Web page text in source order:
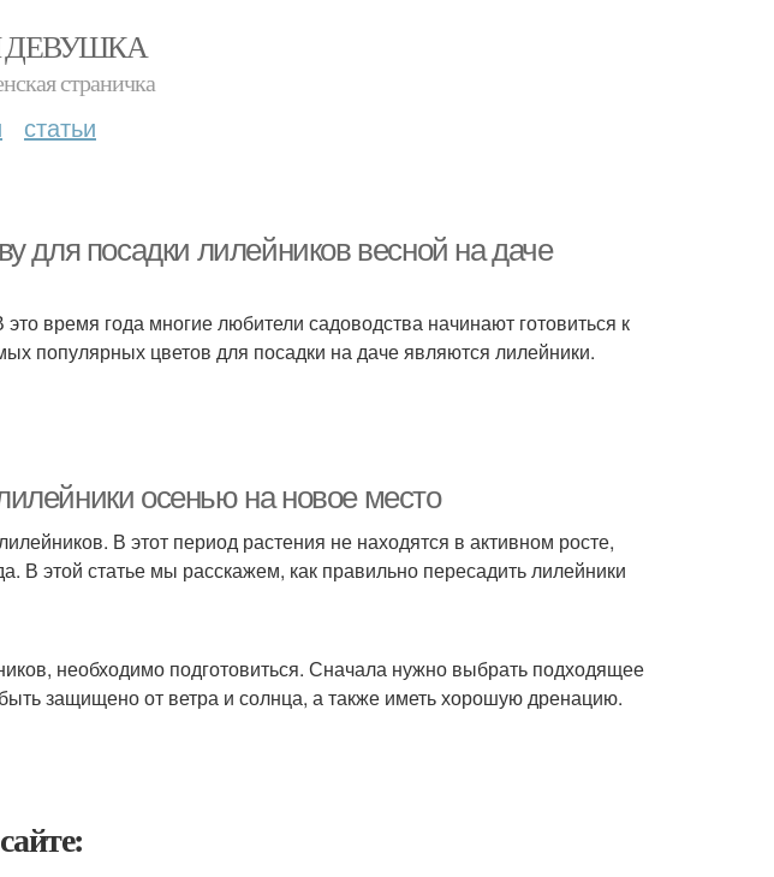
ДЕВУШКА
страничка
статьи
для посадки лилейников весной на даче
время года многие любители садоводства начинают готовиться к
популярных цветов для посадки на даче являются лилейники.
осенью на новое место
В этот период растения не находятся в активном росте,
В этой статье мы расскажем, как правильно пересадить лилейники
необходимо подготовиться. Сначала нужно выбрать подходящее
защищено от ветра и солнца, а также иметь хорошую дренацию.